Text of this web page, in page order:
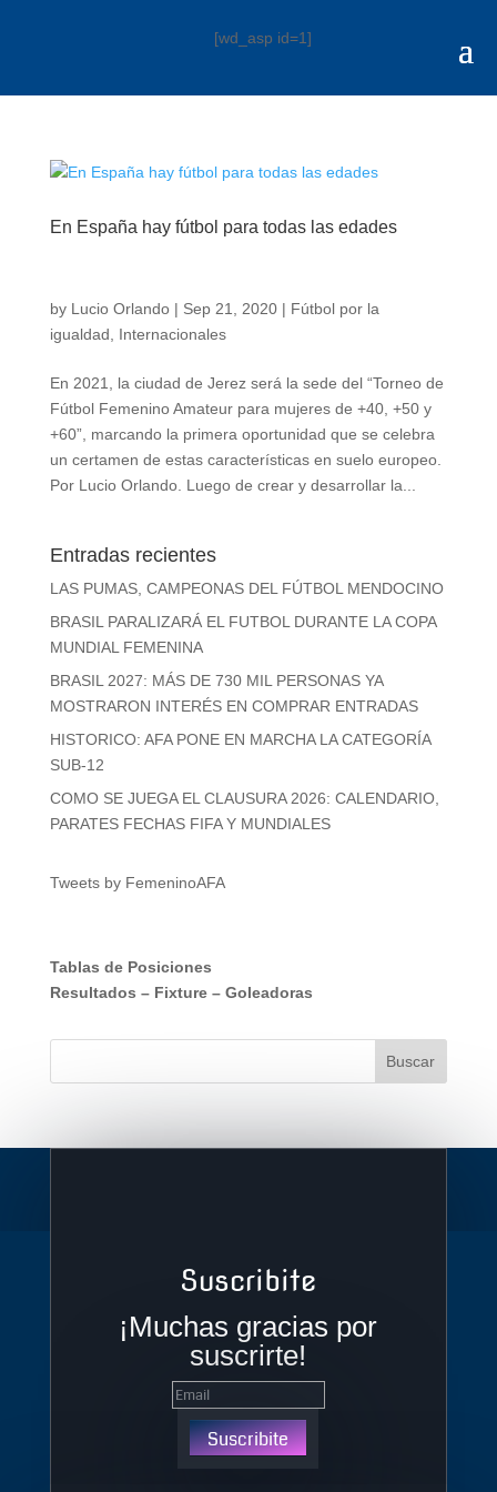
[wd_asp id=1]
En España hay fútbol para todas las edades
by Lucio Orlando| Sep 21, 2020| Fútbol por la
igualdad
Internacionales
En 2021, la ciudad de Jerez será la sede del “Torneo de
Fútbol Femenino Amateur para mujeres de +40, +50 y
+60”, marcando la primera oportunidad que se celebra
un certamen de estas características en suelo europeo.
Por Lucio Orlando. Luego de crear y desarrollar la...
Entradas recientes
LAS PUMAS, CAMPEONAS DEL FÚTBOL MENDOCINO
BRASIL PARALIZARÁ EL FUTBOL DURANTE LA COPA
MUNDIAL FEMENINA
BRASIL 2027: MÁS DE 730 MIL PERSONAS YA
MOSTRARON INTERÉS EN COMPRAR ENTRADAS
HISTORICO: AFA PONE EN MARCHA LA CATEGORÍA
SUB-12
COMO SE JUEGA EL CLAUSURA 2026: CALENDARIO,
PARATES FECHAS FIFA Y MUNDIALES
Tweets by FemeninoAFA
Tablas de Posiciones
Resultados – Fixture– Goleadoras
Suscribite
¡Muchas gracias por
suscrirte!
Suscribite